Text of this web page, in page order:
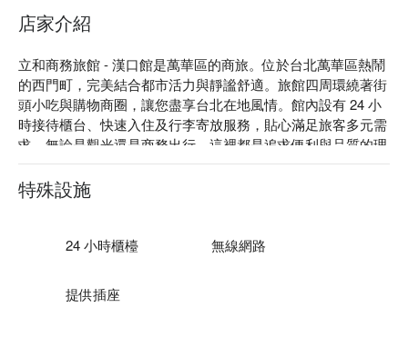
店家介紹
立和商務旅館 - 漢口館是萬華區的商旅。位於台北萬華區熱鬧
的西門町，完美結合都市活力與靜謐舒適。旅館四周環繞著街
頭小吃與購物商圈，讓您盡享台北在地風情。館內設有 24 小
時接待櫃台、快速入住及行李寄放服務，貼心滿足旅客多元需
求。無論是觀光還是商務出行，這裡都是追求便利與品質的理
想選擇。
立和商務旅館 - 漢口館評價：網友好評推薦
立和商務旅館 - 漢口館推薦：距西門町商圈步行僅 5 分鐘。
案、立和商務旅館 - 漢口館休息方案立刻查看⬇︎
特殊設施
24 小時櫃檯 無線網路
提供插座